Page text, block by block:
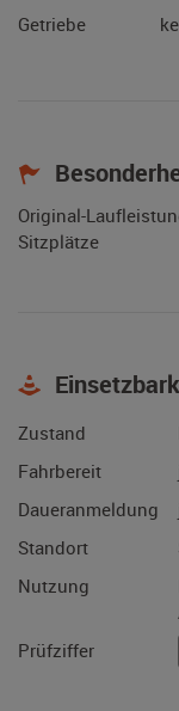
Getriebe
Original-
Sitzplätze
Zustand
Fahrbereit
Daueranmeldung
Standort
Nutzung
Prüfziffer